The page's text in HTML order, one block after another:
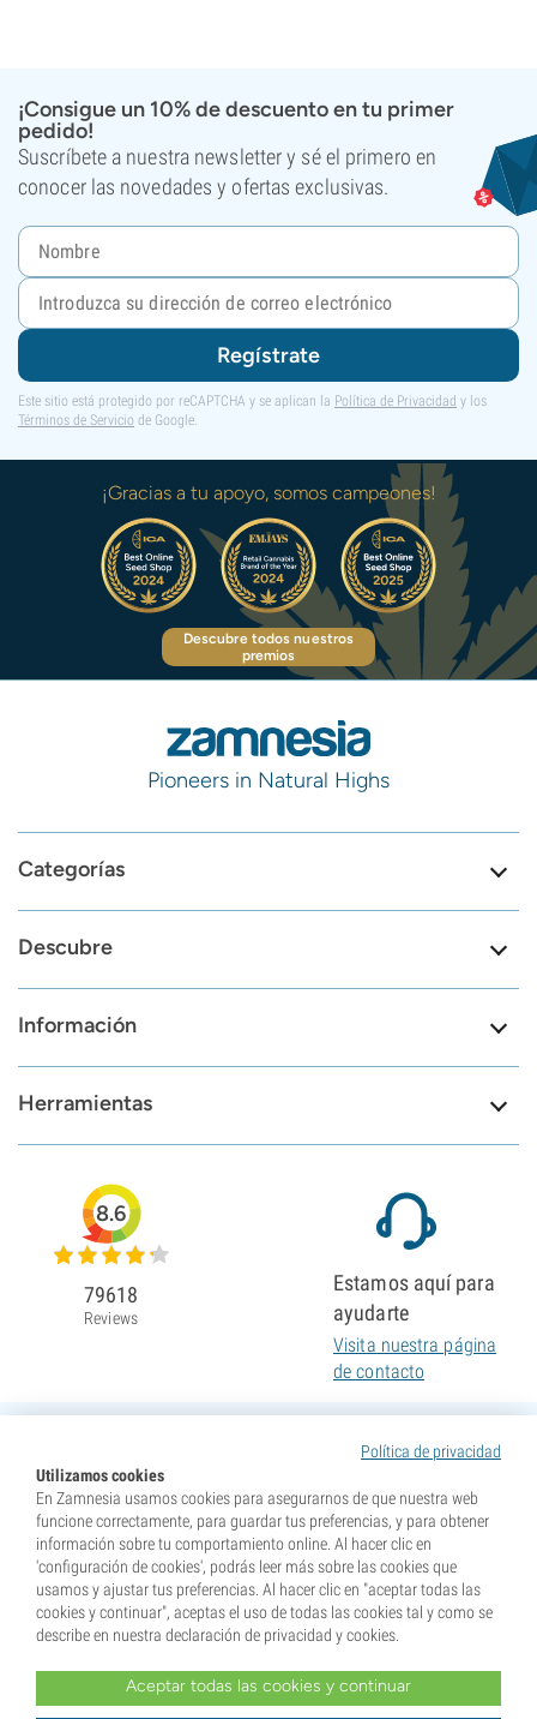
¡Consigue un 10% de descuento en tu primer
pedido!
Suscríbete a nuestra newsletter y sé el primero en
conocer las novedades y ofertas exclusivas.
Regístrate
Este sitio está protegido por reCAPTCHA y se aplican la Política de Privacidad y los
Términos de Servicio de Google.
¡Gracias a tu apoyo, somos campeones!
Descubre todos nuestros
premios
Pioneers in Natural Highs
Categorías
Descubre
Información
Herramientas
Política de privacidad
Utilizamos cookies
En Zamnesia usamos cookies para asegurarnos de que nuestra web
funcione correctamente, para guardar tus preferencias, y para obtener
información sobre tu comportamiento online. Al hacer clic en
'configuración de cookies', podrás leer más sobre las cookies que
usamos y ajustar tus preferencias. Al hacer clic en "aceptar todas las
cookies y continuar", aceptas el uso de todas las cookies tal y como se
describe en nuestra declaración de privacidad y cookies.
Aceptar todas las cookies y continuar
8.6
79618
Reviews
Estamos aquí para
ayudarte
Visita nuestra página
de contacto
* Nuestras semillas se venden como suvenires. La germinación de semillas es ilegal en muchos